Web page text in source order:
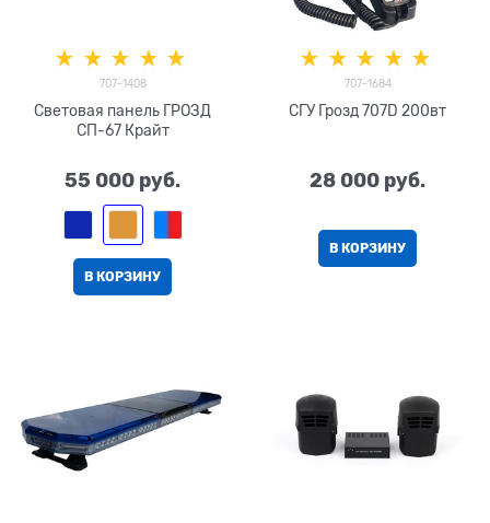
707-1408
Световая панель ГРОЗД
СП-67 Крайт
55 000 руб.
В КОРЗИНУ
707-1684
СГУ Грозд 707D 200вт
28 000 руб.
В КОРЗИНУ